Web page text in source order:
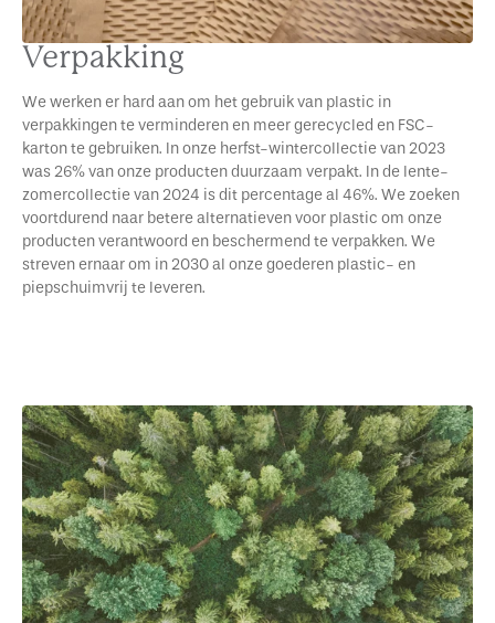
Verpakking
We werken er hard aan om het gebruik van plastic in
verpakkingen te verminderen en meer gerecycled en FSC-
karton te gebruiken. In onze herfst-wintercollectie van 2023
was 26% van onze producten duurzaam verpakt. In de lente-
zomercollectie van 2024 is dit percentage al 46%. We zoeken
voortdurend naar betere alternatieven voor plastic om onze
producten verantwoord en beschermend te verpakken. We
streven ernaar om in 2030 al onze goederen plastic- en
piepschuimvrij te leveren.